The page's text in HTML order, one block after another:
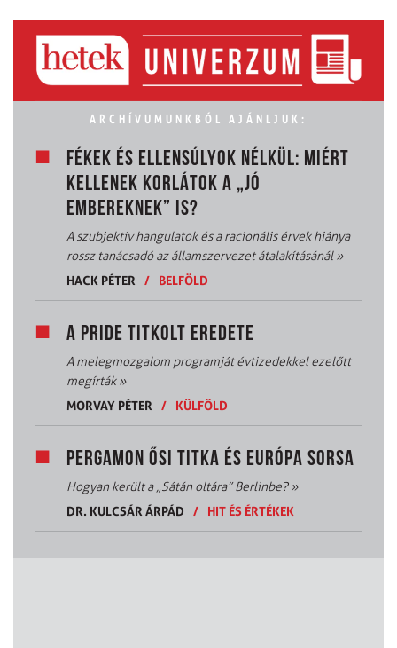
ARCHÍVUMUNKBÓL AJÁNLJUK:
FÉKEK ÉS ELLENSÚLYOK NÉLKÜL: MIÉRT
KELLENEK KORLÁTOK A „JÓ
EMBEREKNEK” IS?
A szubjektív hangulatok és a racionális érvek hiánya
rossz tanácsadó az államszervezet átalakításánál»
HACK PÉTER
/ BELFÖLD
A PRIDE TITKOLT EREDETE
A melegmozgalom programját évtizedekkel ezelőtt
megírták»
MORVAY PÉTER
/ KÜLFÖLD
PERGAMON ŐSI TITKA ÉS EURÓPA SORSA
Hogyan került a „Sátán oltára” Berlinbe?»
DR. KULCSÁR ÁRPÁD
/ HIT ÉS ÉRTÉKEK